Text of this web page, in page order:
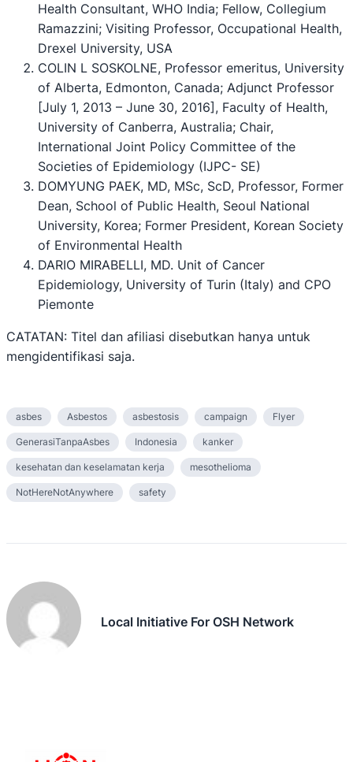
Health Consultant, WHO India; Fellow, Collegium
Ramazzini; Visiting Professor, Occupational Health,
Drexel University, USA
COLIN L SOSKOLNE, Professor emeritus, University
of Alberta, Edmonton, Canada; Adjunct Professor
[July 1, 2013 – June 30, 2016], Faculty of Health,
University of Canberra, Australia; Chair,
International Joint Policy Committee of the
Societies of Epidemiology (IJPC- SE)
DOMYUNG PAEK, MD, MSc, ScD, Professor, Former
Dean, School of Public Health, Seoul National
University, Korea; Former President, Korean Society
of Environmental Health
DARIO MIRABELLI, MD. Unit of Cancer
Epidemiology, University of Turin (Italy) and CPO
Piemonte
CATATAN: Titel dan afiliasi disebutkan hanya untuk
mengidentifikasi saja.
asbes Asbestos asbestosis campaign Flyer
GenerasiTanpaAsbes Indonesia kanker
kesehatan dan keselamatan kerja mesothelioma
NotHereNotAnywhere safety
Local Initiative For OSH Network